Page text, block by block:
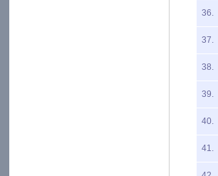
36.
37.
38.
39.
40.
41.